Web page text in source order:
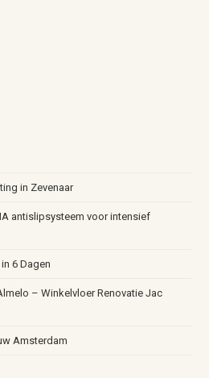
in Zevenaar
antislipsysteem voor intensief
6 Dagen
– Winkelvloer Renovatie Jac
Amsterdam